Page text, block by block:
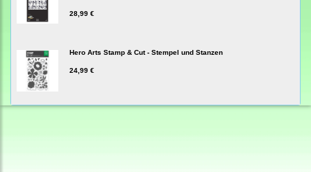
28,99 €
Hero Arts Stamp & Cut - Stempel und Stanzen
24,99 €